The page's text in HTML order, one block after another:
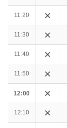
11:20
11:30
11:40
11:50
12:00
12:10